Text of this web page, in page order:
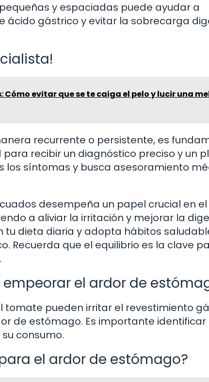
y espaciadas puede ayudar a
ácido gástrico y evitar la sobrecarga
Cómo evitar que se te caiga el pelo y lucir una
recurrente o persistente, es
recibir un diagnóstico preciso y un
los síntomas y busca asesoramiento
desempeña un papel crucial en el
a aliviar la irritación y mejorar la
tu dieta diaria y adopta hábitos
Recuerda que el equilibrio es la clave
el ardor de
tomate pueden irritar el revestimiento
de estómago. Es importante identificar
consumo.
el ardor de estómago?